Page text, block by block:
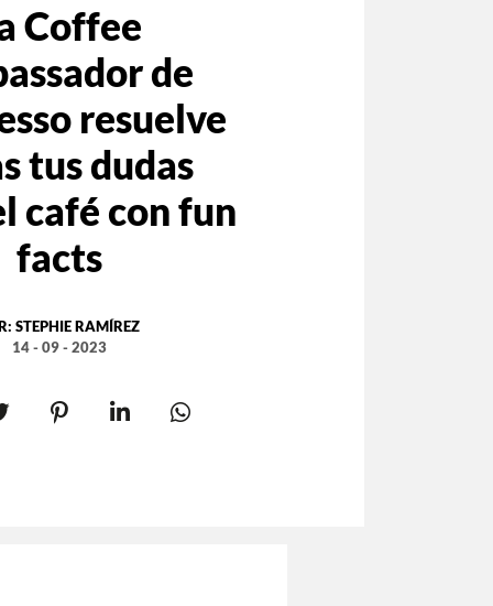
Coffee
de
resuelve
tus dudas
café con fun
facts
STEPHIE RAMÍREZ
14 - 09 - 2023